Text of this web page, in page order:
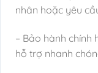
nhân hoặc yêu
– Bảo hành chính
hỗ trợ nhanh